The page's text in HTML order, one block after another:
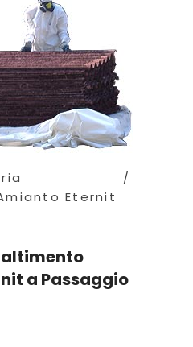
Eternit
a Passaggio